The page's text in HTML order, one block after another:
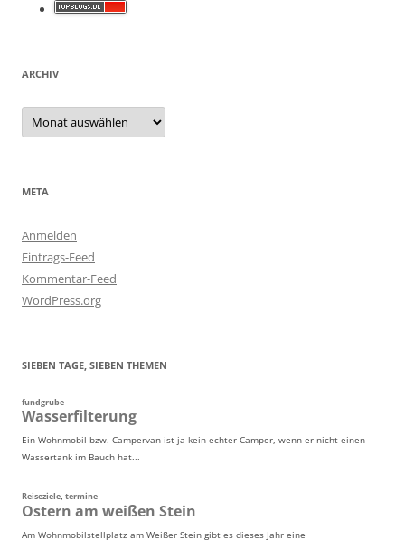
ARCHIV
Archiv
META
Anmelden
Eintrags-Feed
Kommentar-Feed
WordPress.org
SIEBEN TAGE, SIEBEN THEMEN